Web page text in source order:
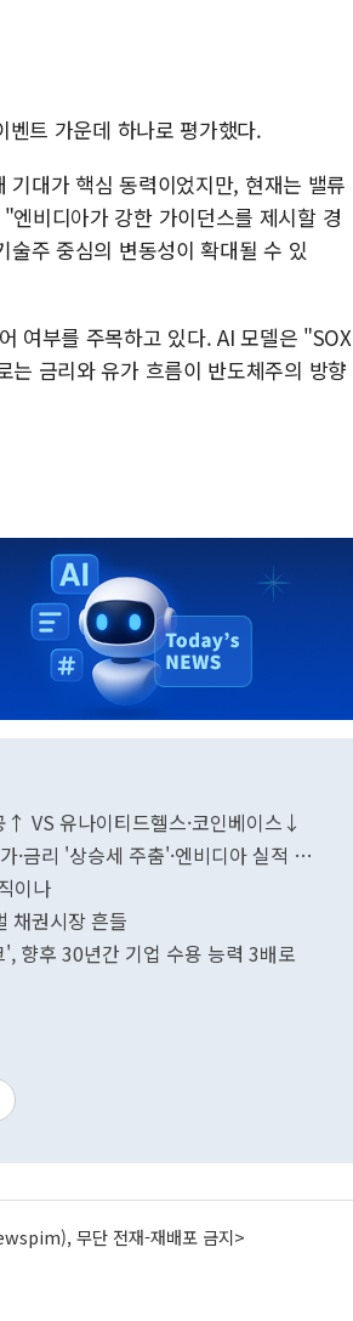
트 가운데 하나로 평가했다.
대가 핵심 동력이었지만, 현재는 밸류
비디아가 강한 가이던스를 제시할 경
주 중심의 변동성이 확대될 수 있
여부를 주목하고 있다. AI 모델은 "SOX
금리와 유가 흐름이 반도체주의 방향
↑ VS 유나이티드헬스·코인베이스↓
금리 '상승세 주춤'·엔비디아 실적 촉
이나
채권시장 흔들
향후 30년간 기업 수용 능력 3배로
무단 전재-재배포 금지>